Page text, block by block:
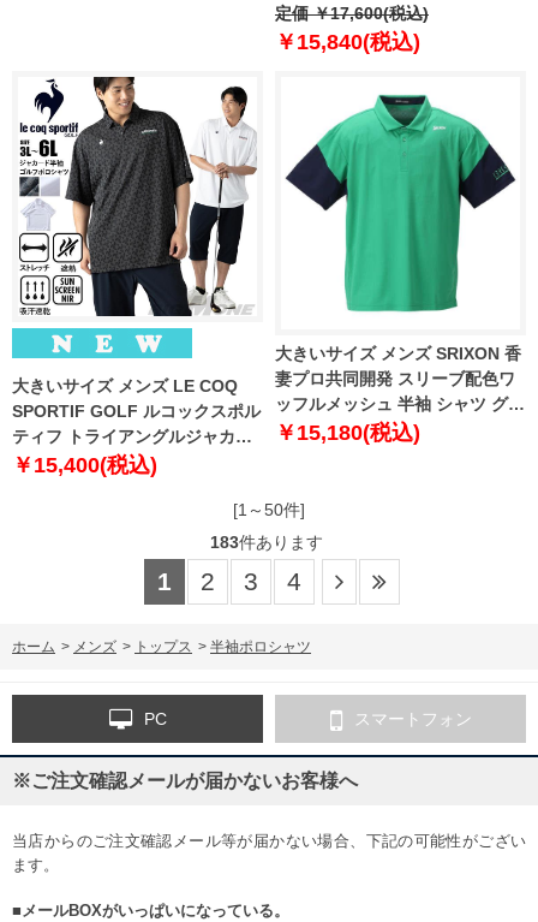
鹿の子 半袖 ポロシャツ USA直輸
入 m3600
定価 ￥17,600(税込)
￥15,840(税込)
大きいサイズ メンズ LE COQ
SPORTIF GOLF ルコックスポル
ティフ トライアングルジャカー
ド 半袖 ゴルフ ポロシャツ スト
￥15,400(税込)
大きいサイズ メンズ SRIXON 香
妻プロ共同開発 スリーブ配色ワ
ッフルメッシュ 半袖 シャツ グリ
ーン 1278-3242-2 3L 4L 5L 6L
￥15,180(税込)
[1～50件]
183件あります
1 2 3 4
ホーム > メンズ > トップス > 半袖ポロシャツ
PC スマートフォン
※ご注文確認メールが届かないお客様へ
当店からのご注文確認メール等が届かない場合、下記の可能性がござい
ます。
■メールBOXがいっぱいになっている。